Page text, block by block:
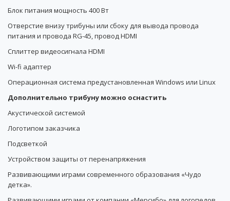
Блок питания мощность 400 Вт
Отверстие внизу трибуны или сбоку для вывода провода
питания и провода RG-45, провод HDMI
Сплиттер видеосигнала HDMI
Wi-fi адаптер
Операционная система предустановленная Windows или Linux
Дополнительно трибуну можно оснастить
Акустической системой
Логотипом заказчика
Подсветкой
Устройством защиты от перенапряжения
Развивающими играми современного образования «Чудо
детка».